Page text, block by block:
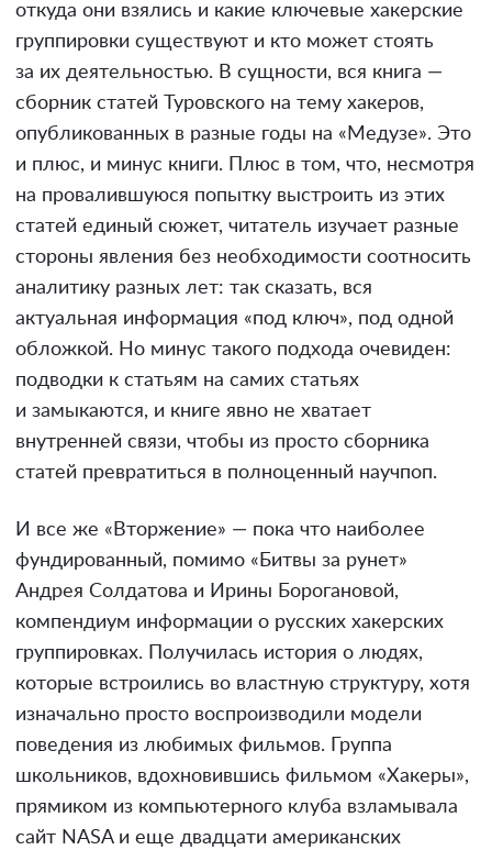
откуда они взялись и какие ключевые хакерские
группировки существуют и кто может стоять
за их деятельностью. В сущности, вся книга —
сборник статей Туровского на тему хакеров,
опубликованных в разные годы на «Медузе». Это
и плюс, и минус книги. Плюс в том, что, несмотря
на провалившуюся попытку выстроить из этих
статей единый сюжет, читатель изучает разные
стороны явления без необходимости соотносить
аналитику разных лет: так сказать, вся
актуальная информация «под ключ», под одной
обложкой. Но минус такого подхода очевиден:
подводки к статьям на самих статьях
и замыкаются, и книге явно не хватает
внутренней связи, чтобы из просто сборника
статей превратиться в полноценный научпоп.
И все же «Вторжение» — пока что наиболее
фундированный, помимо «Битвы за рунет»
Андрея Солдатова и Ирины Борогановой,
компендиум информации о русских хакерских
группировках. Получилась история о людях,
которые встроились во властную структуру, хотя
изначально просто воспроизводили модели
поведения из любимых фильмов. Группа
школьников, вдохновившись фильмом «Хакеры»,
прямиком из компьютерного клуба взламывала
сайт NASA и еще двадцати американских